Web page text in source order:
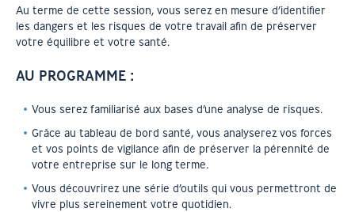
Au terme de cette session, vous serez en mesure d’identifier
les dangers et les risques de votre travail afin de préserver
votre équilibre et votre santé.
AU PROGRAMME :
Vous serez familiarisé aux bases d’une analyse de risques.
Grâce au tableau de bord santé, vous analyserez vos forces
et vos points de vigilance afin de préserver la pérennité de
votre entreprise sur le long terme.
Vous découvrirez une série d’outils qui vous permettront de
vivre plus sereinement votre quotidien.